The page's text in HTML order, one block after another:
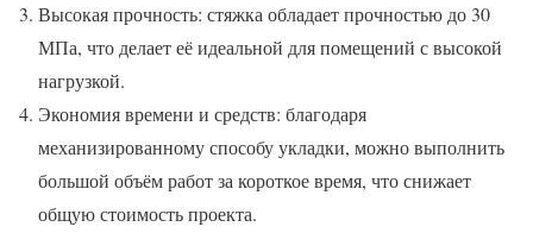
Высокая прочность: стяжка обладает прочностью до 30
МПа, что делает её идеальной для помещений с высокой
нагрузкой.
Экономия времени и средств: благодаря
механизированному способу укладки, можно выполнить
большой объём работ за короткое время, что снижает
общую стоимость проекта.